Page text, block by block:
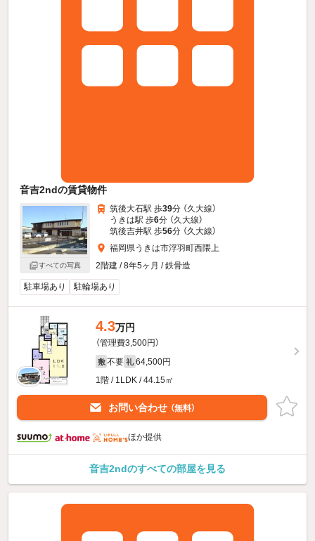
音吉2ndの賃貸物件
すべての写真
筑後大石駅 歩39分 （久大線）
うきは駅 歩6分 （久大線）
筑後吉井駅 歩56分 （久大線）
福岡県うきは市浮羽町西隈上
2階建 / 8年5ヶ月 / 鉄骨造
駐車場あり 駐輪場あり
4.3万円
（管理費3,500円）
敷 不要 礼 64,500円
1階 / 1LDK / 44.15㎡
お問い合わせ （無料）
ほか提供
音吉2ndのすべての部屋を見る